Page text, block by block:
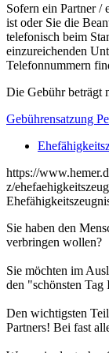
Sofern ein Partner /
ist oder Sie die
telefonisch beim
einzureichenden
Telefonnummern
Die Gebühr beträgt
Gebührensatzung
https://
z/
Sie haben den
verbringen wollen?
Sie möchten im
den "schönsten Tag
Den wichtigsten
Partners! Bei fast